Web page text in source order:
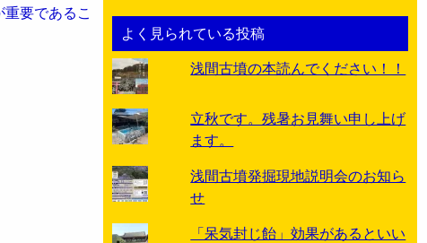
要であるこ
よく見られている投稿
浅間古墳の本読んでください！！
立秋です。残暑お見舞い申し上げ
ます。
浅間古墳発掘現地説明会のお知ら
せ
「呆気封じ飴」効果があるといい